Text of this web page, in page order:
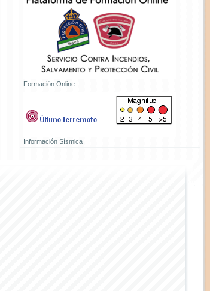
Formación Online
Información Sísmica